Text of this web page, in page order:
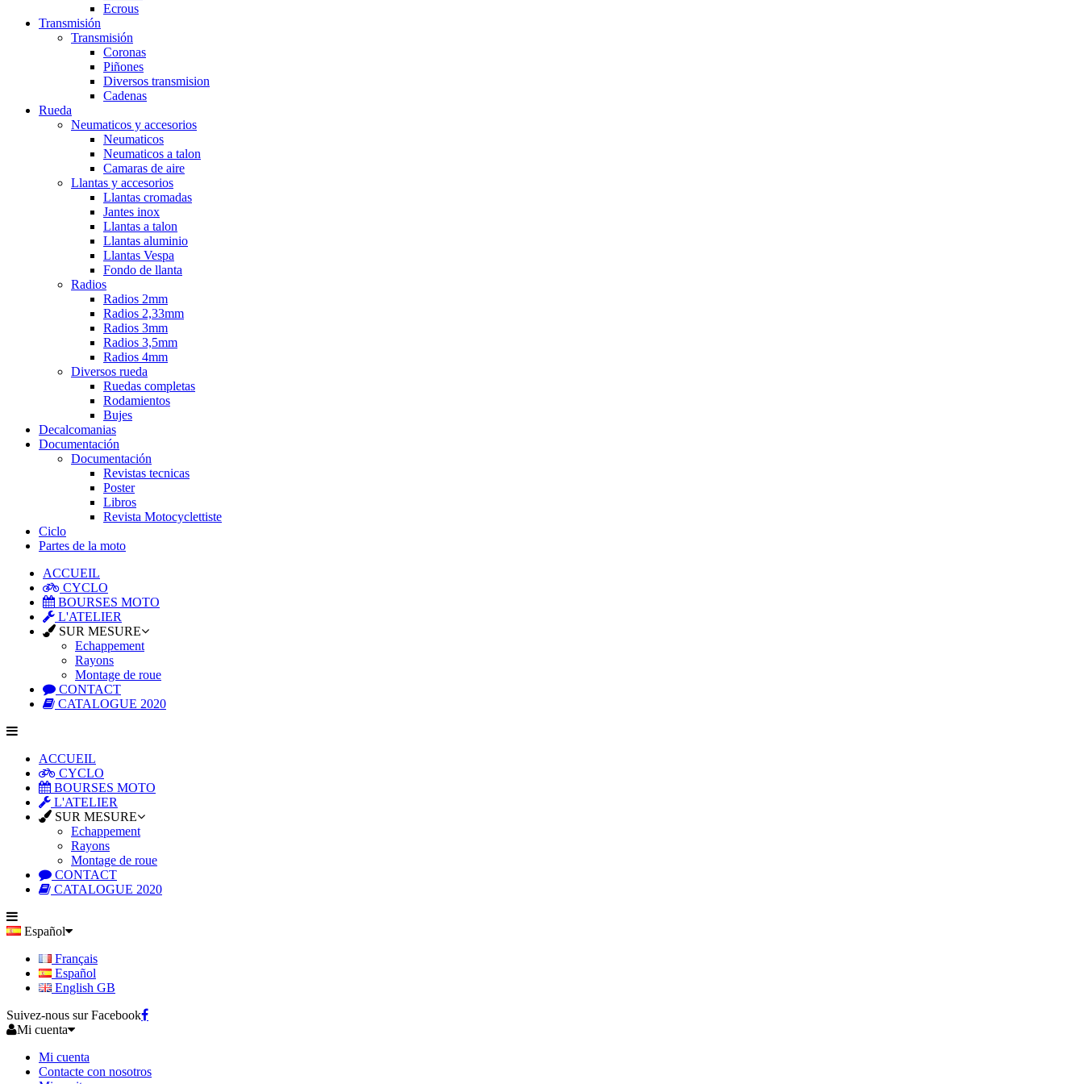
Ecrous
Transmisión
Transmisión
Coronas
Piñones
Diversos transmision
Cadenas
Rueda
Neumaticos y accesorios
Neumaticos
Neumaticos a talon
Camaras de aire
Llantas y accesorios
Llantas cromadas
Jantes inox
Llantas a talon
Llantas aluminio
Llantas Vespa
Fondo de llanta
Radios
Radios 2mm
Radios 2,33mm
Radios 3mm
Radios 3,5mm
Radios 4mm
Diversos rueda
Ruedas completas
Rodamientos
Bujes
Decalcomanias
Documentación
Documentación
Revistas tecnicas
Poster
Libros
Revista Motocyclettiste
Ciclo
Partes de la moto
ACCUEIL
CYCLO
BOURSES MOTO
L'ATELIER
SUR MESURE
Echappement
Rayons
Montage de roue
CONTACT
CATALOGUE 2020
ACCUEIL
CYCLO
BOURSES MOTO
L'ATELIER
SUR MESURE
Echappement
Rayons
Montage de roue
CONTACT
CATALOGUE 2020
Español
Français
Español
English GB
Suivez-nous sur Facebook
Mi cuenta
Mi cuenta
Contacte con nosotros